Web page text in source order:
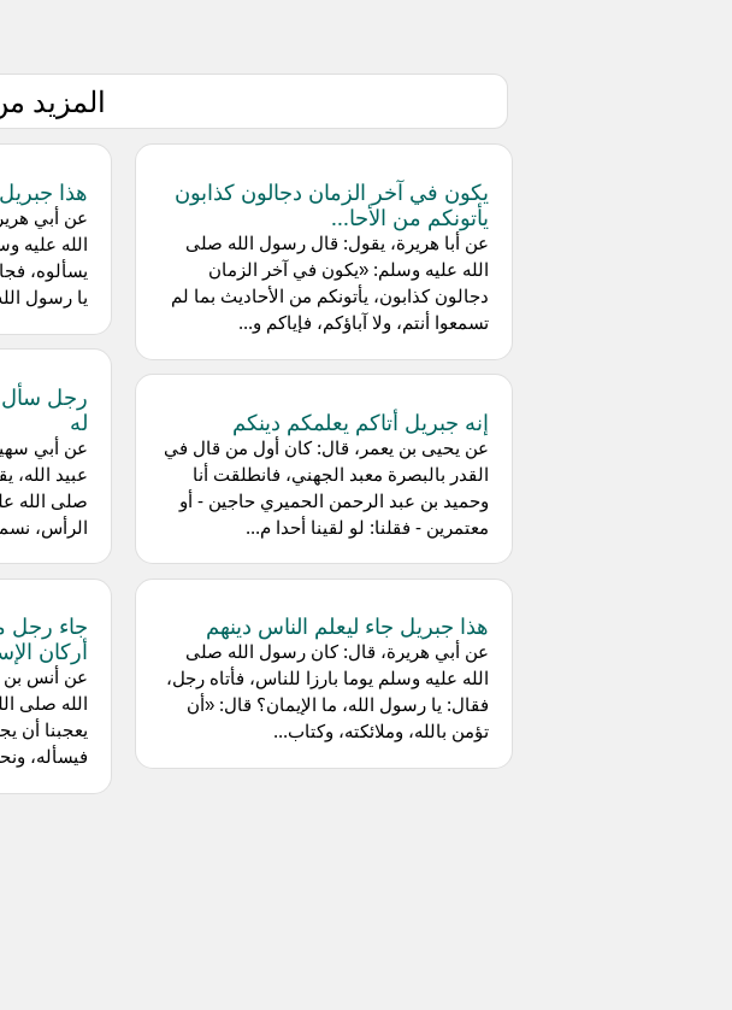
المزيد
يكون في آخر الزمان دجالون كذابون
يأتونكم من الأحا...
عن أبا هريرة، يقول: قال رسول الله صلى
الله عليه وسلم: «يكون في آخر الزمان
دجالون كذابون، يأتونكم من الأحاديث بما لم
تسمعوا أنتم، ولا آباؤكم، فإياكم و...
إنه جبريل أتاكم يعلمكم دينكم
عن يحيى بن يعمر، قال: كان أول من قال في
القدر بالبصرة معبد الجهني، فانطلقت أنا
وحميد بن عبد الرحمن الحميري حاجين - أو
معتمرين - فقلنا: لو لقينا أحدا م...
هذا جبريل جاء ليعلم الناس دينهم
عن أبي هريرة، قال: كان رسول الله صلى
الله عليه وسلم يوما بارزا للناس، فأتاه رجل،
فقال: يا رسول الله، ما الإيمان؟ قال: «أن
تؤمن بالله، وملائكته، وكتاب...
هذا
عن أبي
الله عليه
يسألوه،
يا رسول
رجل سأل
له
عن أبي
عبيد
صلى الله
الرأس،
جاء رجل
أركان
عن أنس بن
الله صلى
يعجبنا أن
فيسأله،